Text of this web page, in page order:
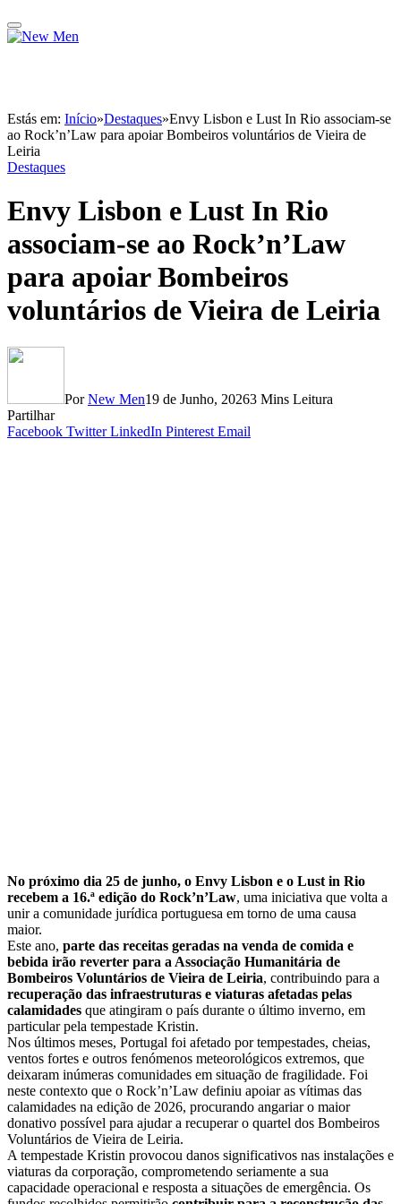
Estás em: Início»Destaques»Envy Lisbon e Lust In Rio associam-se
ao Rock’n’Law para apoiar Bombeiros voluntários de Vieira de
Leiria
Destaques
Envy Lisbon e Lust In Rio
associam-se ao Rock’n’Law
para apoiar Bombeiros
voluntários de Vieira de Leiria
Por New Men19 de Junho, 20263 Mins Leitura
Partilhar
Facebook Twitter LinkedIn Pinterest Email
No próximo dia 25 de junho, o Envy Lisbon e o Lust in Rio
recebem a 16.ª edição do Rock’n’Law, uma iniciativa que volta a
unir a comunidade jurídica portuguesa em torno de uma causa
maior.
Este ano, parte das receitas geradas na venda de comida e
bebida irão reverter para a Associação Humanitária de
Bombeiros Voluntários de Vieira de Leiria, contribuindo para a
recuperação das infraestruturas e viaturas afetadas pelas
calamidades que atingiram o país durante o último inverno, em
particular pela tempestade Kristin.
Nos últimos meses, Portugal foi afetado por tempestades, cheias,
ventos fortes e outros fenómenos meteorológicos extremos, que
deixaram inúmeras comunidades em situação de fragilidade. Foi
neste contexto que o Rock’n’Law definiu apoiar as vítimas das
calamidades na edição de 2026, procurando angariar o maior
donativo possível para ajudar a recuperar o quartel dos Bombeiros
Voluntários de Vieira de Leiria.
A tempestade Kristin provocou danos significativos nas instalações e
viaturas da corporação, comprometendo seriamente a sua
capacidade operacional e resposta a situações de emergência. Os